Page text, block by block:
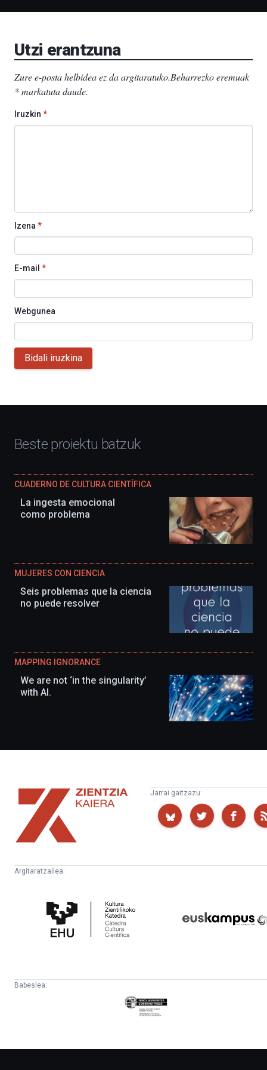
Utzi erantzuna
Zure e-posta helbidea ez da argitaratuko.Beharrezko eremuak
*markatuta daude.
Iruzkin *
Izena *
E-mail *
Webgunea
Bidali iruzkina
Beste proiektu batzuk
CUADERNO DE CULTURA CIENTÍFICA
La ingesta emocional
como problema
MUJERES CON CIENCIA
Seis problemas que la ciencia
no puede resolver
MAPPING IGNORANCE
We are not ‘in the singularity’
with AI.
Zientzia
Kaiera
Jarrai gaitzazu:
Argitaratzailea:
Zientifikoko
Katedra
Babeslea:
Eusko
Jaurlaritza